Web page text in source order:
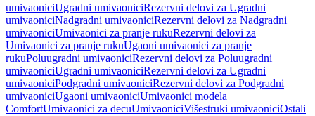
umivaoniciUgradni umivaoniciRezervni delovi za Ugradni
umivaoniciNadgradni umivaoniciRezervni delovi za Nadgradni
umivaoniciUmivaonici za pranje rukuRezervni delovi za
Umivaonici za pranje rukuUgaoni umivaonici za pranje
rukuPoluugradni umivaoniciRezervni delovi za Poluugradni
umivaoniciUgradni umivaoniciRezervni delovi za Ugradni
umivaoniciPodgradni umivaoniciRezervni delovi za Podgradni
umivaoniciUgaoni umivaoniciUmivaonici modela
ComfortUmivaonici za decuUmivaoniciVišestruki umivaoniciOstali